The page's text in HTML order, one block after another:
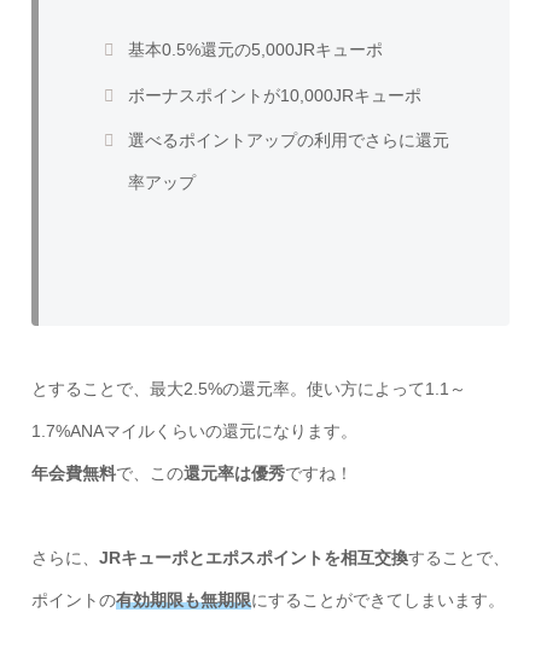
基本0.5%還元の5,000JRキューポ
ボーナスポイントが10,000JRキューポ
選べるポイントアップの利用でさらに還元
率アップ
とすることで、最大2.5%の還元率。使い方によって1.1～
1.7%ANAマイルくらいの還元になります。
年会費無料で、この還元率は優秀ですね！
さらに、 JRキューポとエポスポイントを相互交換することで、
ポイントの有効期限も無期限にすることができてしまいます。